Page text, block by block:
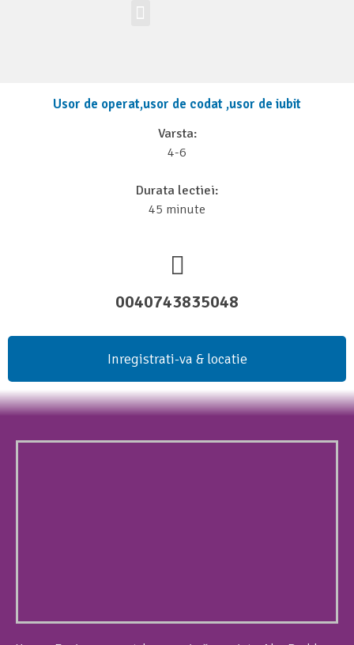
Usor de operat,usor de codat ,usor de iubit
Varsta:
4-6
Durata lectiei:
45 minute
0040743835048
Inregistrati-va & locatie